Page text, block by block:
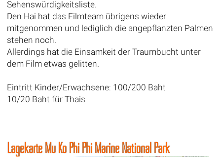
Sehenswürdigkeitsliste.
Den Hai hat das Filmteam übrigens wieder
mitgenommen und lediglich die angepflanzten Palmen
stehen noch.
Allerdings hat die Einsamkeit der Traumbucht unter
dem Film etwas gelitten.
Eintritt Kinder/Erwachsene: 100/200 Baht
10/20 Baht für Thais
Lagekarte Mu Ko Phi Phi Marine National Park